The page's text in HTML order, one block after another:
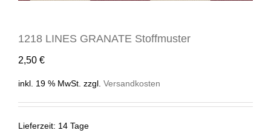
1218 LINES GRANATE Stoffmuster
2,50 €
inkl. 19 % MwSt. zzgl. Versandkosten
Lieferzeit: 14 Tage